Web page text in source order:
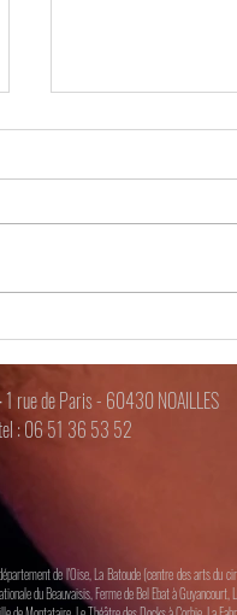
1 rue de Paris - 60430 NOAILLES
: 06 51 36 53 52
de l'Oise, La Batoude (centre des arts
du Beauvaisis, Ferme de Bel Ebat à